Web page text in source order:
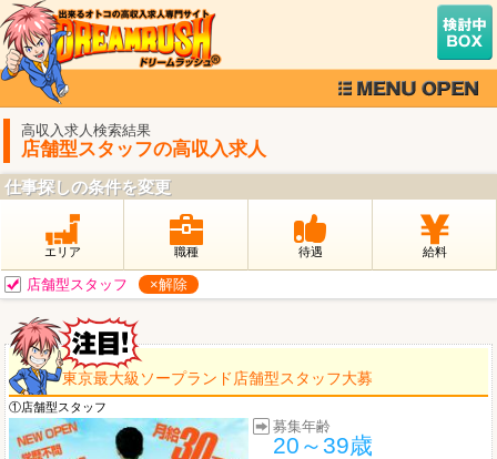
高収入求人検索結果
店舗型スタッフの高収入求人
仕事探しの条件を変更
エリア 職種 待遇 給料
店舗型スタッフ ×解除
東京最大級ソープランド店舗型スタッフ大募
①店舗型スタッフ
募集年齢
20～39歳